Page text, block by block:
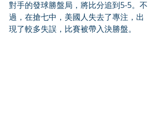
對手的發球勝盤局，將比分追到5-5。不
過，在搶七中，美國人失去了專注，出
現了較多失誤，比賽被帶入決勝盤。